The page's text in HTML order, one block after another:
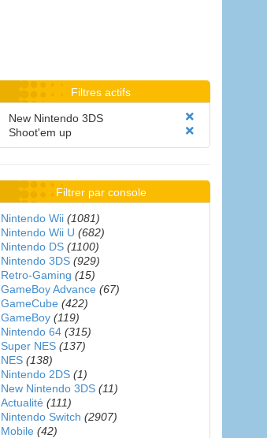
Filtres actifs
New Nintendo 3DS
Shoot'em up
Filtrer par console
Nintendo Wii (1081)
Nintendo Wii U (682)
Nintendo DS (1100)
Nintendo 3DS (929)
Retro-Gaming (15)
GameBoy Advance (67)
GameCube (422)
GameBoy (119)
Nintendo 64 (315)
Super NES (137)
NES (138)
Nintendo 2DS (1)
New Nintendo 3DS (11)
Actualité (111)
Nintendo Switch (2907)
Mobile (42)